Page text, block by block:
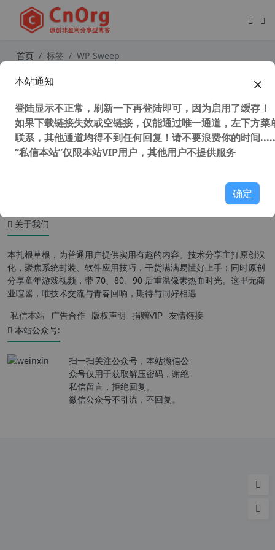
首页 标签 WP-Sweep
WordPress 数据库清理优化插件 WP
关于我们
本扎根草根，为普通用户提供实用有趣的内容。技术分享主打原创汉
化，聚焦系统封装、软件应用技巧，干货满满易懂好上手；同时原创
分享童年游戏视频，带 70、80、90 后重温像素热血时光。这里无商
业喧嚣，唯技术交流与青春回响，期待与同好相遇
私信本站 广告合作 版权声明 捐赠VIP 友情链接
本站公众号:
扫一扫关注公众号，本站微信公
众号仅用于获取解压密码，谢绝
私信留言，拒绝回复。
微信公众号不引流，不回复。
本站通知
登陆显示不正常，刷新一下再登陆即可，因为启用了缓存！
如果下载链接失效或空链接，仅能通过唯一通道，左下方菜
联系，其他通道均得不到任何回复！请不要浪费你的时间
“私信本站”仅限本站VIP用户，其他用户不提供服务
确定